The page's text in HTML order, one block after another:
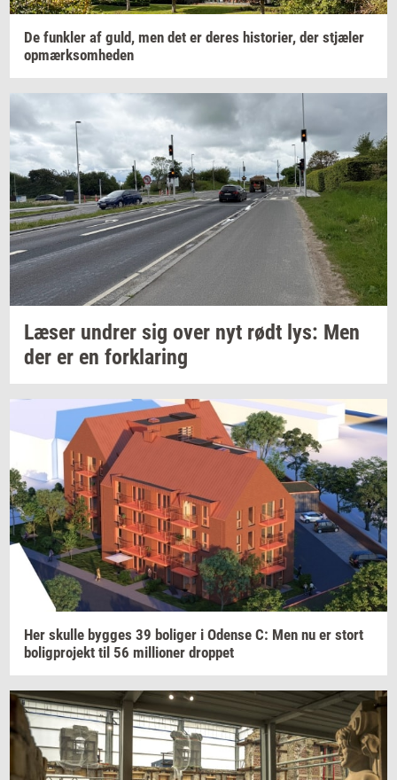
De funk­ler af guld, men det er deres hi­sto­ri­er, der stjæ­ler
op­mærk­som­he­den
Læser un­drer sig over nyt rødt lys: Men
der er en for­kla­ring
Her skul­le byg­ges 39 bo­li­ger i Oden­se C: Men nu er stort
bo­lig­pro­jekt til 56 mil­li­o­ner drop­pet